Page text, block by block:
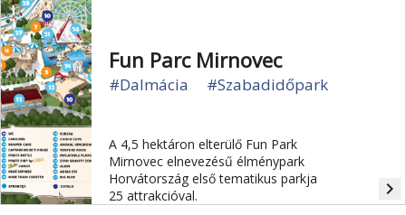
Fun Parc Mirnovec
#Dalmácia #Szabadidőpark
A 4,5 hektáron elterülő Fun Park
Mirnovec elnevezésű élménypark
Horvátország első tematikus parkja
25 attrakcióval.
navigate_next